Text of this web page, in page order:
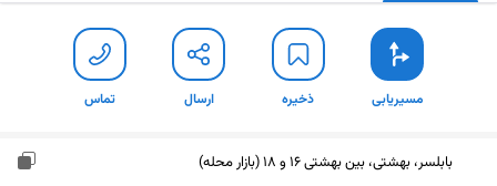
مسیریابی ذخیره ارسال تماس
بابلسر، بهشتی، بین بهشتی 16 و 18 (بازار محله)